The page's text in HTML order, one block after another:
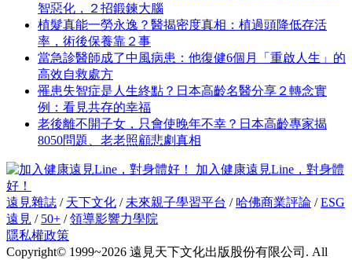
智惡化，２招鍛鍊大腦
植髮真能一勞永逸？醫揭密度真相：植過頭降低存活
率，術後保養靠２事
當急診醫師成了中風病患：他復健6個月「重啟人生」的
高效自救處方
罹患失智症是人生終點？日本高齡名醫分享２轉念實
例：看見共存的幸福
老後離不開子女，只會使晚年不幸？日本高齡專家揭
8050問題、老老照顧悲劇真相
加入健康遠見Line，對身體
好！
遠見雜誌 / 天下文化 / 未來親子學習平台 / 哈佛商業評論 /ESG
遠見 / 50+ /領導影響力學院
隱私權政策
Copyright© 1999~2026 遠見天下文化出版股份有限公司. All